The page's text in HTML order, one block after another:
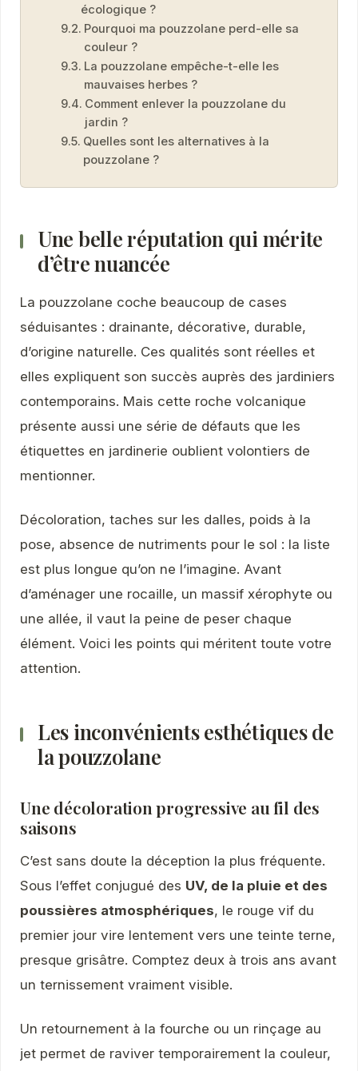
écologique ?
Pourquoi ma pouzzolane perd-elle sa
couleur ?
La pouzzolane empêche-t-elle les
mauvaises herbes ?
Comment enlever la pouzzolane du
jardin ?
Quelles sont les alternatives à la
pouzzolane ?
Une belle réputation qui mérite
d’être nuancée
La pouzzolane coche beaucoup de cases
séduisantes : drainante, décorative, durable,
d’origine naturelle. Ces qualités sont réelles et
elles expliquent son succès auprès des jardiniers
contemporains. Mais cette roche volcanique
présente aussi une série de défauts que les
étiquettes en jardinerie oublient volontiers de
mentionner.
Décoloration, taches sur les dalles, poids à la
pose, absence de nutriments pour le sol : la liste
est plus longue qu’on ne l’imagine. Avant
d’aménager une rocaille, un massif xérophyte ou
une allée, il vaut la peine de peser chaque
élément. Voici les points qui méritent toute votre
attention.
Les inconvénients esthétiques de
la pouzzolane
Une décoloration progressive au fil des
saisons
C’est sans doute la déception la plus fréquente.
Sous l’effet conjugué des UV, de la pluie et des
poussières atmosphériques, le rouge vif du
premier jour vire lentement vers une teinte terne,
presque grisâtre. Comptez deux à trois ans avant
un ternissement vraiment visible.
Un retournement à la fourche ou un rinçage au
jet permet de raviver temporairement la couleur,